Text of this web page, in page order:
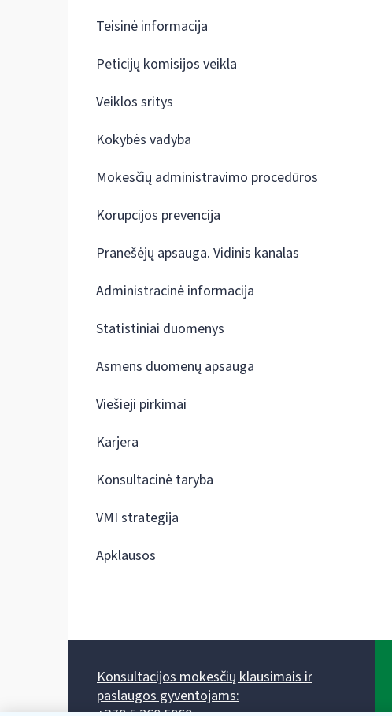
Teisinė informacija
Peticijų komisijos veikla
Veiklos sritys
Kokybės vadyba
Mokesčių administravimo procedūros
Korupcijos prevencija
Pranešėjų apsauga. Vidinis kanalas
Administracinė informacija
Statistiniai duomenys
Asmens duomenų apsauga
Viešieji pirkimai
Karjera
Konsultacinė taryba
VMI strategija
Apklausos
Konsultacijos mokesčių klausimais ir
paslaugos gyventojams: